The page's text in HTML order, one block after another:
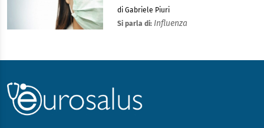
di Gabriele Piuri
Si parla di: Influenza